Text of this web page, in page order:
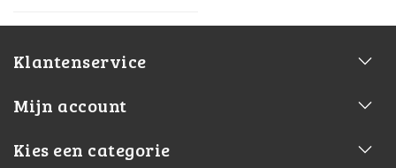
Klantenservice
Mijn account
Kies een categorie